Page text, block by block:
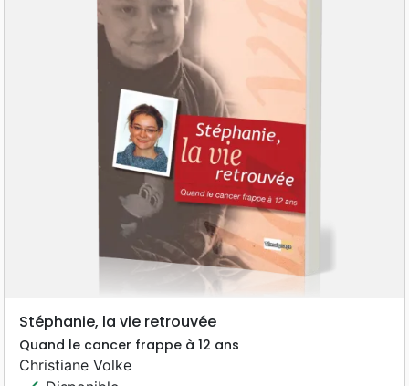
Stéphanie, la vie retrouvée
Quand le cancer frappe à 12 ans
Christiane Volke